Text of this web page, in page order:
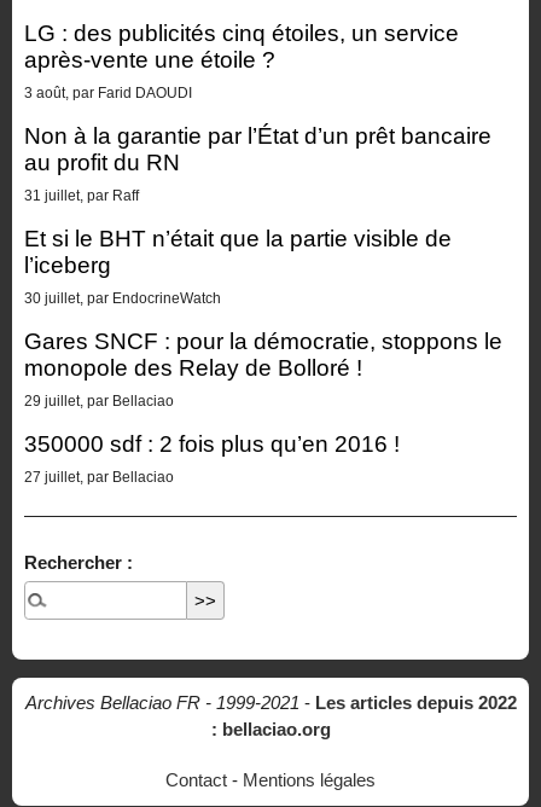
LG : des publicités cinq étoiles, un service
après-vente une étoile ?
3 août, par Farid DAOUDI
Non à la garantie par l’État d’un prêt bancaire
au profit du RN
31 juillet, par Raff
Et si le BHT n’était que la partie visible de
l’iceberg
30 juillet, par EndocrineWatch
Gares SNCF : pour la démocratie, stoppons le
monopole des Relay de Bolloré !
29 juillet, par Bellaciao
350000 sdf : 2 fois plus qu’en 2016 !
27 juillet, par Bellaciao
Rechercher :
Archives Bellaciao FR - 1999-2021 - Les articles depuis 2022
: bellaciao.org
Contact - Mentions légales